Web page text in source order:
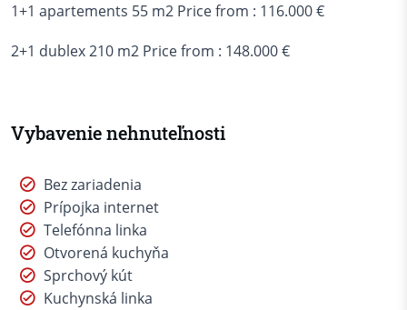
1+1 apartements 55 m2 Price from : 116.000 €
2+1 dublex 210 m2 Price from : 148.000 €
Vybavenie nehnuteľnosti
Bez zariadenia
Prípojka internet
Telefónna linka
Otvorená kuchyňa
Sprchový kút
Kuchynská linka